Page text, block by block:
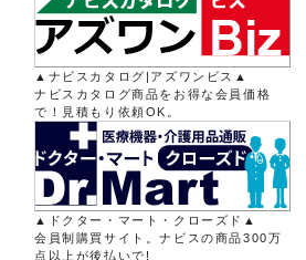
▲ナビスカタログ|アズワンビス▲
ナビスカタログ商品をお得な会員価格
で！見積もり依頼OK。
▲ドクター・マート・クローズド▲
会員制購買サイト。ナビスの商品300万
点以上が後払いで!